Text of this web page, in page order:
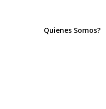
Quienes Somos?